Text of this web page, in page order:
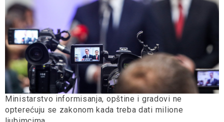
Ministarstvo informisanja, opštine i gradovi ne
opterećuju se zakonom kada treba dati milione